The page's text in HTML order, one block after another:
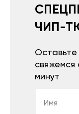
ЧИП-
свяжемся
минут